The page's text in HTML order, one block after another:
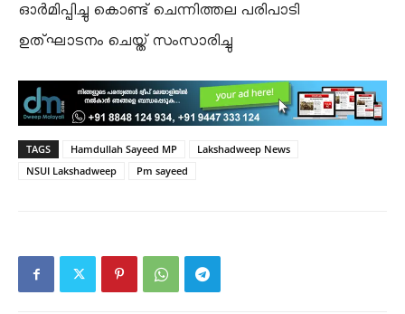
ഓർമിപ്പിച്ചു കൊണ്ട് ചെന്നിത്തല പരിപാടി
ഉത്ഘാടനം ചെയ്ത് സംസാരിച്ചു
TAGS Hamdullah Sayeed MP
Lakshadweep News
NSUI Lakshadweep
Pm sayeed